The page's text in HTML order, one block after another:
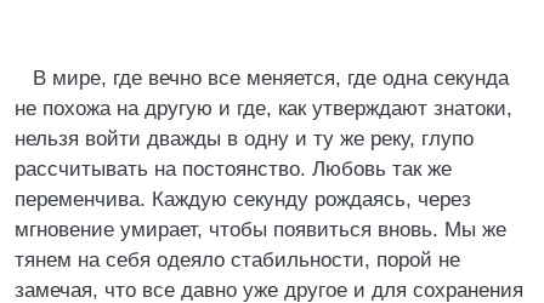
В мире, где вечно все меняется, где одна секунда
не похожа на другую и где, как утверждают знатоки,
нельзя войти дважды в одну и ту же реку, глупо
рассчитывать на постоянство. Любовь так же
переменчива. Каждую секунду рождаясь, через
мгновение умирает, чтобы появиться вновь. Мы же
тянем на себя одеяло стабильности, порой не
замечая, что все давно уже другое и для сохранения